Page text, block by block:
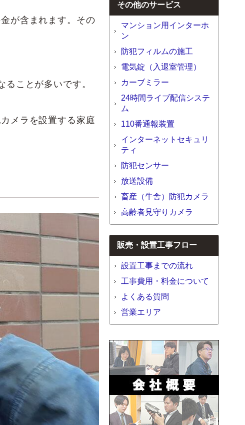
が含まれます。その
ことが多いです。
メラを設置する家庭
その他のサービス
マンション用インターホ
ン
防犯フィルムの施工
電気錠（入退室管理）
カーブミラー
24時間ライブ配信システ
ム
110番通報装置
インターネットセキュリ
ティ
防犯センサー
放送設備
畜産（牛舎）防犯カメラ
高齢者見守りカメラ
販売・設置工事フロー
設置工事までの流れ
工事費用・料金について
よくある質問
営業エリア